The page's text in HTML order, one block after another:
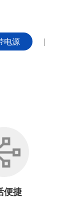
电源 |
便捷